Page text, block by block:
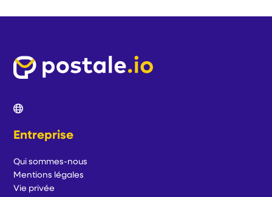
Entreprise
Qui sommes-nous
Mentions légales
Vie privée